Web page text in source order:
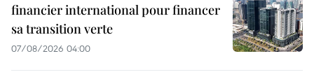
financier international pour financer
sa transition verte
07/08/2026 04:00